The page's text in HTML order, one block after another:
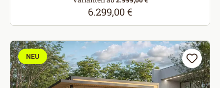
Regulärer Preis:
6.299,00 €
NEU